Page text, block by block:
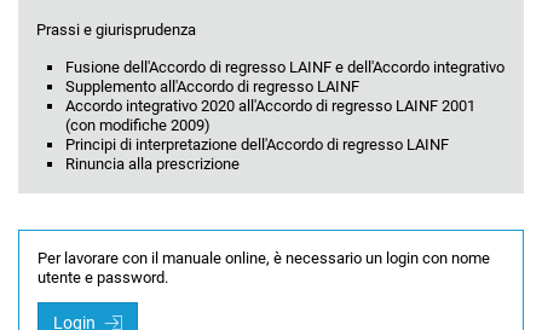
Prassi e giurisprudenza
Fusione dell'Accordo di regresso LAINF e dell'Accordo integrativo
Supplemento all'Accordo di regresso LAINF
Accordo integrativo 2020 all'Accordo di regresso LAINF 2001
(con modifiche 2009)
Principi di interpretazione dell'Accordo di regresso LAINF
Rinuncia alla prescrizione
Per lavorare con il manuale online, è necessario un login con nome
utente e password.
Login